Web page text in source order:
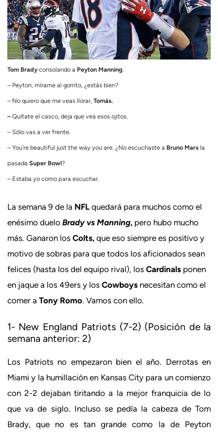
Tom Brady consolando a Peyton Manning
– Peyton, mírame al gorrito, ¿estás bien?
– No quiero que me veas llorar, Tomás.
– Quítate el casco, deja que vea esos ojitos.
– Sólo vas a ver frente.
– You’re beautiful just the way you are. ¿No escuchaste a Bruno Mars la
pasada Super Bowl?
– Estaba yo como para escuchar.
La semana 9 de la NFL quedará para muchos como el
enésimo duelo Brady vs Manning, pero hubo mucho
más. Ganaron los Colts, que eso siempre es positivo y
motivo de sobras para que todos los aficionados sean
felices (hasta los del equipo rival), los Cardinals ponen
en jaque a los 49ers y los Cowboys necesitan como el
comer a Tony Romo. Vamos con ello.
1- New England Patriots (7-2) (Posición de la
semana anterior: 2)
Los Patriots no empezaron bien el año. Derrotas en
Miami y la humillación en Kansas City para un comienzo
con 2-2 dejaban tiritando a la mejor franquicia de lo
que va de siglo. Incluso se pedía la cabeza de Tom
Brady, que no es tan grande como la de Peyton